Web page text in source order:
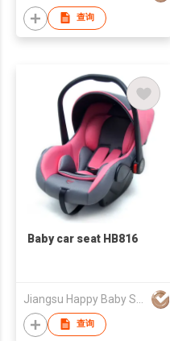
查询
Baby car seat HB816
查询